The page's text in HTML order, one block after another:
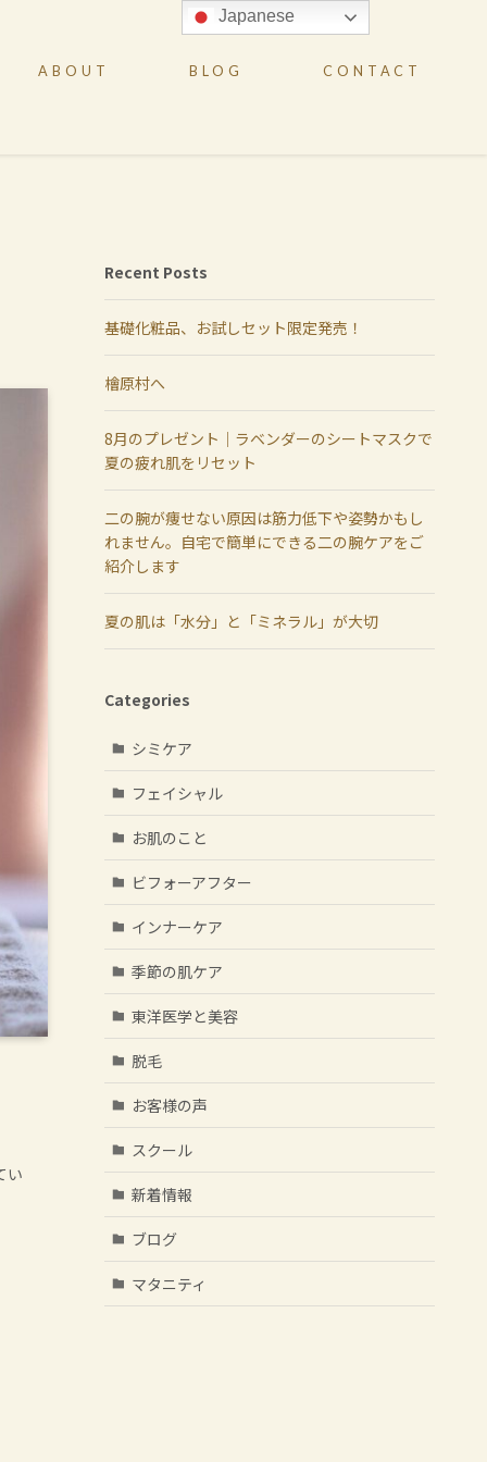
ABOUT BLOG CONTACT
い
Recent Posts
基礎化粧品、お試しセット限定発売！
檜原村へ
8月のプレゼント｜ラベンダーのシートマスクで
夏の疲れ肌をリセット
二の腕が痩せない原因は筋力低下や姿勢かもし
れません。自宅で簡単にできる二の腕ケアをご
紹介します
夏の肌は「水分」と「ミネラル」が大切
Categories
シミケア
フェイシャル
お肌のこと
ビフォーアフター
インナーケア
季節の肌ケア
東洋医学と美容
脱毛
お客様の声
スクール
新着情報
ブログ
マタニティ
Japanese